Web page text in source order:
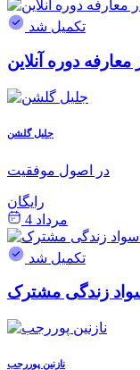
تکمیل شد
جلیل گلشن
در اصول موفقیت
رایگان
مرداد 4
تکمیل شد
نازنین پوررجب